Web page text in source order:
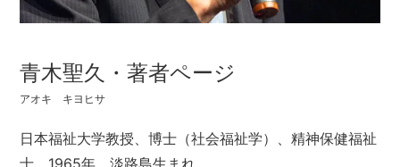
青木聖久・著者ページ
アオキ キヨヒサ
日本福祉大学教授、博士（社会福祉学）、精神保健福祉